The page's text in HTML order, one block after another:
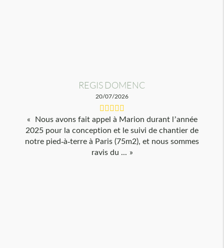
REGIS DOMENC
20/07/2026
Nous avons fait appel à Marion durant l’année
2025 pour la conception et le suivi de chantier de
notre pied-à-terre à Paris (75m2), et nous sommes
ravis du ...